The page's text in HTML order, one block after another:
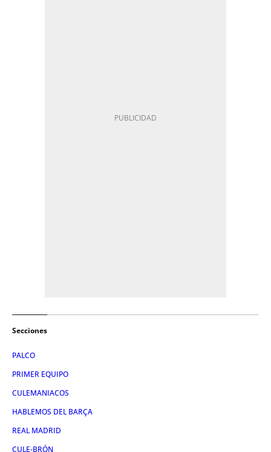
Secciones
PALCO
PRIMER EQUIPO
CULEMANIACOS
HABLEMOS DEL BARÇA
REAL MADRID
CULE-BRÓN